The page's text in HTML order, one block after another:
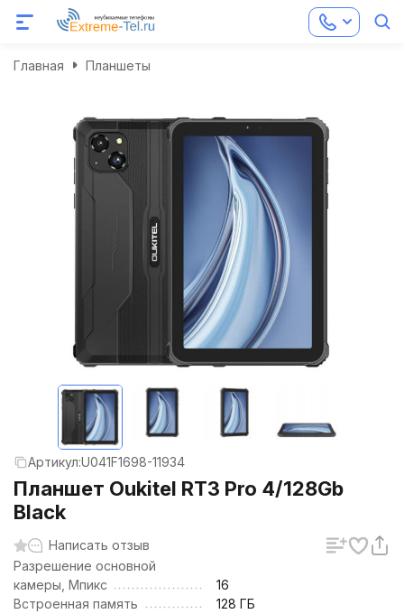
Главная Планшеты
Артикул:U041F1698-11934
Планшет Oukitel RT3 Pro 4/128Gb
Black
Написать отзыв
Разрешение основной
камеры, Мпикс
16
Встроенная память
128 ГБ